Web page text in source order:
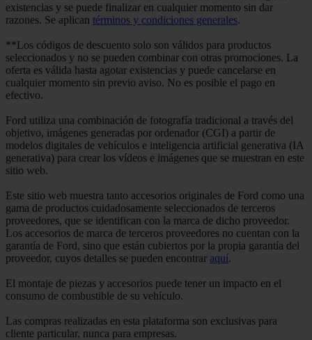
existencias y se puede finalizar en cualquier momento sin dar
razones. Se aplican términos y condiciones generales.
**Los códigos de descuento solo son válidos para productos
seleccionados y no se pueden combinar con otras promociones. La
oferta es válida hasta agotar existencias y puede cancelarse en
cualquier momento sin previo aviso. No es posible el pago en
efectivo.
Ford utiliza una combinación de fotografía tradicional a través del
objetivo, imágenes generadas por ordenador (CGI) a partir de
modelos digitales de vehículos e inteligencia artificial generativa (IA
generativa) para crear los vídeos e imágenes que se muestran en este
sitio web.
Este sitio web muestra tanto accesorios originales de Ford como una
gama de productos cuidadosamente seleccionados de terceros
proveedores, que se identifican con la marca de dicho proveedor.
Los accesorios de marca de terceros proveedores no cuentan con la
garantía de Ford, sino que están cubiertos por la propia garantía del
proveedor, cuyos detalles se pueden encontrar aquí.
El montaje de piezas y accesorios puede tener un impacto en el
consumo de combustible de su vehículo.
Las compras realizadas en esta plataforma son exclusivas para
cliente particular, nunca para empresas.